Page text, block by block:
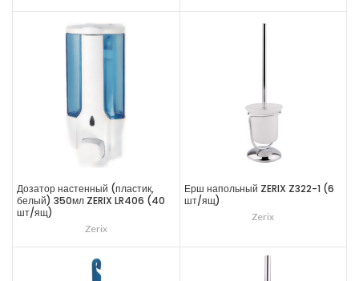
Дозатор настенный (пластик,
белый) 350мл ZERIX LR406 (40
шт/ящ)
Zerix
Ерш напольный ZERIX Z322-1 (6
шт/ящ)
Zerix